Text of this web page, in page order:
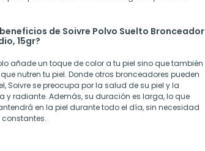
de Soivre Polvo Suelto Bronceador
15gr?
añade un toque de color a tu piel sino que también
nutren tu piel. Donde otros bronceadores pueden
Soivre se preocupa por la salud de su piel y la
y radiante. Además, su duración es larga, lo que
en la piel durante todo el día, sin necesidad